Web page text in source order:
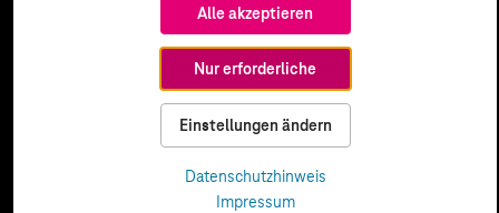
Alle akzeptieren
Nur erforderliche
Einstellungen ändern
Datenschutzhinweis
Impressum